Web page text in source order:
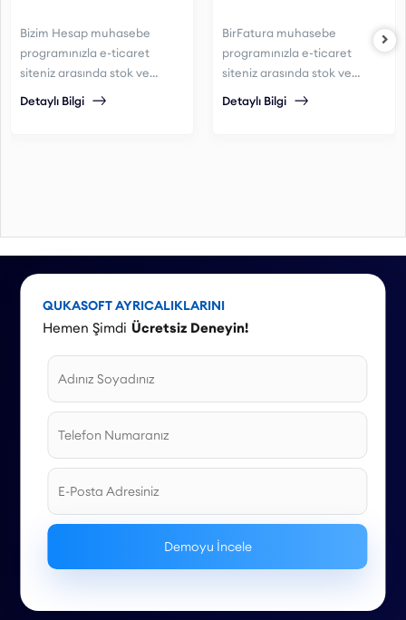
Bizim Hesap muhasebe
programınızla e-ticaret
siteniz arasında stok ve
sağlayabilirsiniz.
Detaylı Bilgi
BirFatura muhasebe
programınızla e-ticaret
siteniz arasında stok ve
sağlayabilirsiniz.
Detaylı Bilgi
QUKASOFT AYRICALIKLARINI
Hemen Şimdi Ücretsiz Deneyin!